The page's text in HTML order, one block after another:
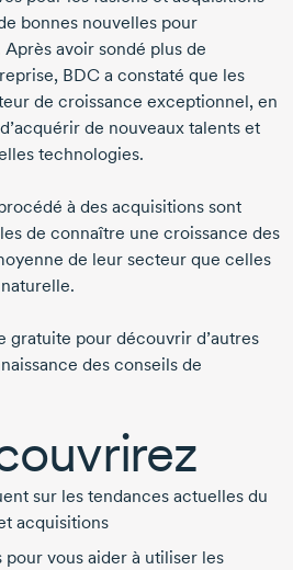
bonnes nouvelles pour
avoir sondé plus de
BDC a constaté que les
de croissance exceptionnel, en
de nouveaux talents et
technologies.
à des acquisitions sont
de connaître une croissance des
de leur secteur que celles
gratuite pour découvrir d’autres
des conseils de
sur les tendances actuelles du
acquisitions
vous aider à utiliser les